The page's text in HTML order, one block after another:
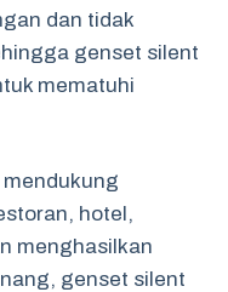
dan tidak
genset silent
mematuhi
hotel,
menghasilkan
genset silent